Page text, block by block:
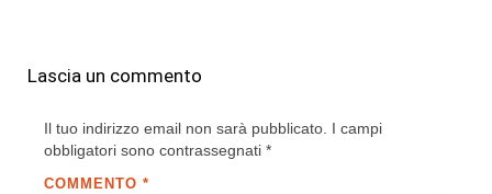
Lascia un commento
Il tuo indirizzo email non sarà pubblicato. I campi
obbligatori sono contrassegnati *
COMMENTO *